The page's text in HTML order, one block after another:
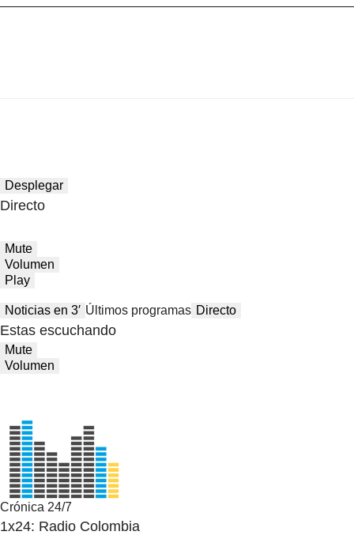
Desplegar
Directo
Mute
Volumen
Play
Noticias en 3′ Últimos programas Directo
Estas escuchando
Mute
Volumen
Crónica 24/7
1x24: Radio Colombia